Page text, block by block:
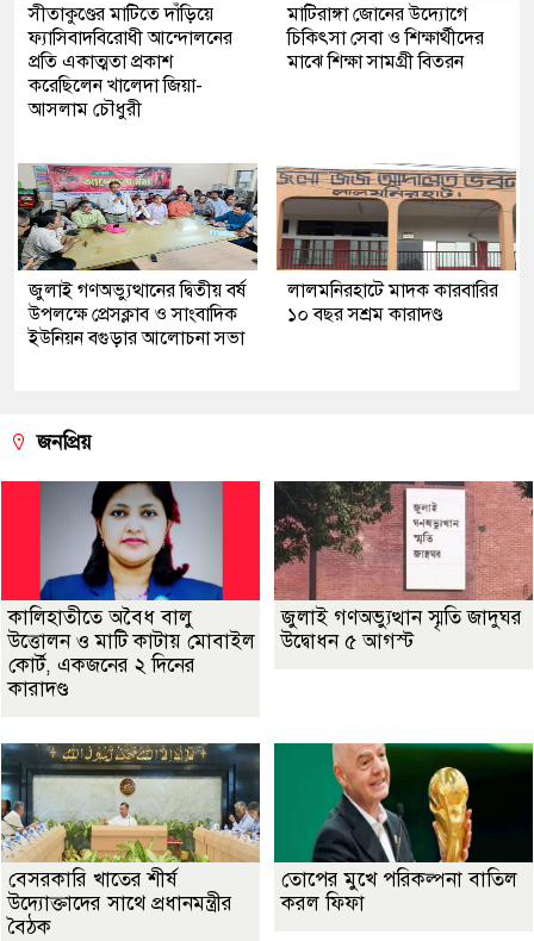
সীতাকুণ্ডের মাটিতে দাঁড়িয়ে
ফ্যাসিবাদবিরোধী আন্দোলনের
প্রতি একাত্মতা প্রকাশ
করেছিলেন খালেদা জিয়া-
আসলাম চৌধুরী
মাটিরাঙ্গা জোনের উদ্যোগে
চিকিৎসা সেবা ও শিক্ষার্থীদের
মাঝে শিক্ষা সামগ্রী বিতরন
জুলাই গণঅভ্যুত্থানের দ্বিতীয় বর্ষ
উপলক্ষে প্রেসক্লাব ও সাংবাদিক
ইউনিয়ন বগুড়ার আলোচনা সভা
লালমনিরহাটে মাদক কারবারির
১০ বছর সশ্রম কারাদণ্ড
জনপ্রিয়
কালিহাতীতে অবৈধ বালু
উত্তোলন ও মাটি কাটায় মোবাইল
কোর্ট, একজনের ২ দিনের
কারাদণ্ড
জুলাই গণঅভ্যুত্থান স্মৃতি জাদুঘর
উদ্বোধন ৫ আগস্ট
বেসরকারি খাতের শীর্ষ
উদ্যোক্তাদের সাথে প্রধানমন্ত্রীর
বৈঠক
তোপের মুখে পরিকল্পনা বাতিল
করল ফিফা